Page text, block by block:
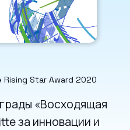
Star Award 2020
«Восходящая
за инновации и